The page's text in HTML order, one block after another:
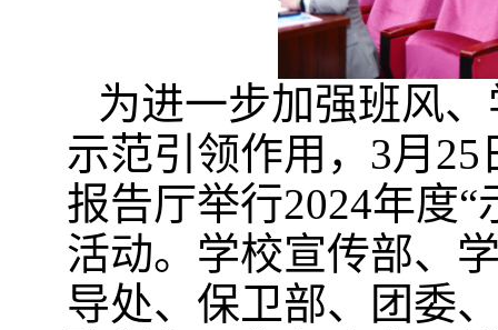
为进一步加强班风
示范引领作用，3月
报告厅举行2024年度
活动。学校宣传部、
导处、保卫部、团委